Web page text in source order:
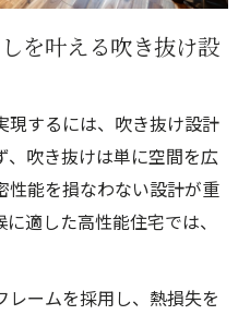
を叶える吹き抜け設
現するには、吹き抜け設計
、吹き抜けは単に空間を広
性能を損なわない設計が重
適した高性能住宅では、
レームを採用し、熱損失を